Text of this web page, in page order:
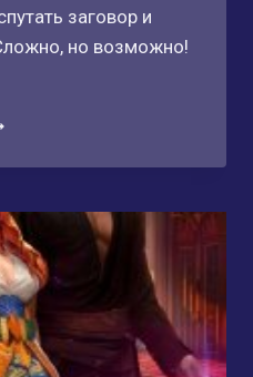
заговор и
но возможно!